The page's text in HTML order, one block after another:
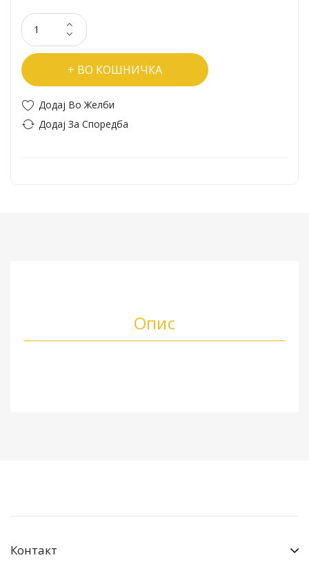
ВО КОШНИЧКА
Додај Во Желби
Додај За Споредба
Опис
Контакт